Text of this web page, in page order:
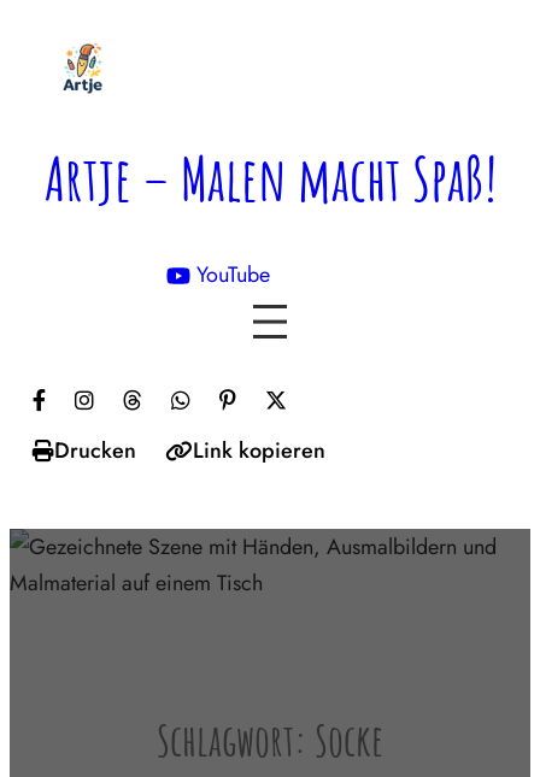
springen
Artje – Malen macht Spaß!
YouTube

Drucken Link kopieren
Schlagwort: Socke